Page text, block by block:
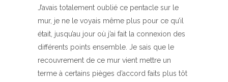
J’avais totalement oublié ce pentacle sur le
mur, je ne le voyais même plus pour ce qu’il
était, jusqu’au jour où j’ai fait la connexion des
différents points ensemble. Je sais que le
recouvrement de ce mur vient mettre un
terme à certains pièges d’accord faits plus tôt